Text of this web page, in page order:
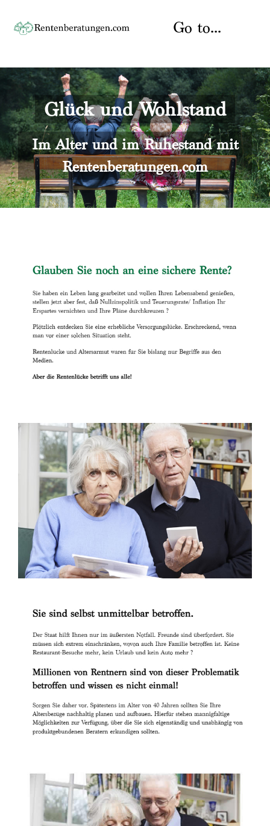
content
Go to...
Startseite
Rente
Rentenberater
Rentenversicherung
Versicherungsberatung
Über uns
Kontakt
Glück und Wohlstand
Im Alter und im Ruhestand mit
Rentenberatungen.com